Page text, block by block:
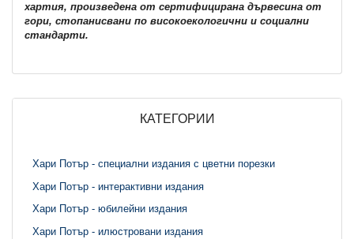
хартия, произведена от сертифицирана дървесина от
гори, стопанисвани по високоекологични и социални
стандарти.
КАТЕГОРИИ
Хари Потър - специални издания с цветни порезки
Хари Потър - интерактивни издания
Хари Потър - юбилейни издания
Хари Потър - илюстровани издания